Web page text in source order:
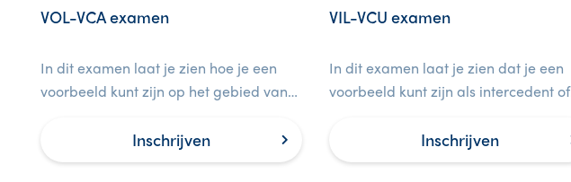
VOL-VCA examen
In dit examen laat je zien hoe je een
voorbeeld kunt zijn op het gebied van
Inschrijven
VIL-VCU examen
In dit examen laat je zien dat je een
voorbeeld kunt zijn als intercedent of
het gebied van veiligheid.
Inschrijven